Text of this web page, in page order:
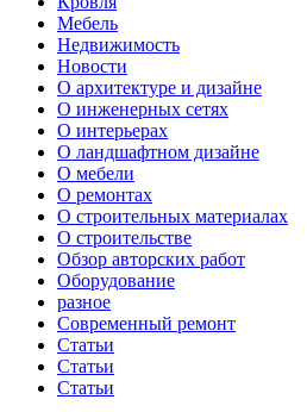
Мебель
Недвижимость
Новости
О архитектуре и дизайне
О инженерных сетях
О интерьерах
О ландшафтном дизайне
О мебели
О ремонтах
О строительных материалах
О строительстве
Обзор авторских работ
Оборудование
разное
Современный ремонт
Статьи
Статьи
Статьи